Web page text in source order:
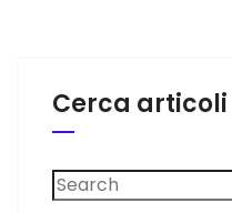
Cerca articoli